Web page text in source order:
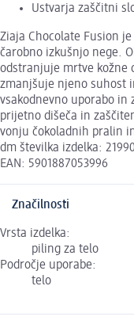
Ustvarja zaščitni
Ziaja Chocolate Fusion
čarobno izkušnjo nege.
odstranjuje mrtve kožne
zmanjšuje njeno suhost
vsakodnevno uporabo in
prijetno dišeča in
vonju čokoladnih pralin
dm številka izdelka:
EAN: 5901887053996
Značilnosti
Vrsta izdelka:
piling za telo
Področje uporabe:
telo